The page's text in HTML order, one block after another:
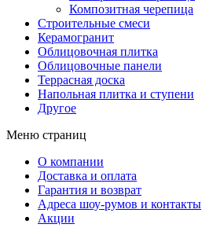
Композитная черепица
Строительные смеси
Керамогранит
Облицовочная плитка
Облицовочные панели
Террасная доска
Напольная плитка и ступени
Другое
Меню страниц
О компании
Доставка и оплата
Гарантия и возврат
Адреса шоу-румов и контакты
Акции